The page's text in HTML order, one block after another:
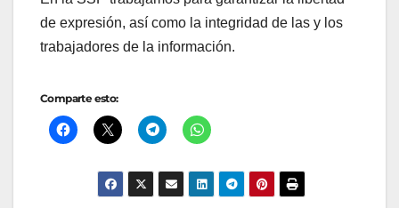
de expresión, así como la integridad de las y los
trabajadores de la información.
Comparte esto: